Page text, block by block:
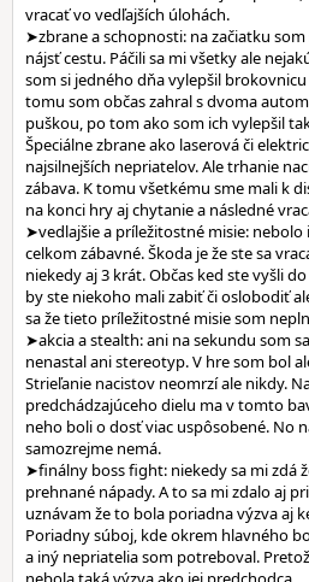
vracať vo vedľajších úlohách.
➤zbrane a schopnosti: na začiatku
nájsť cestu. Páčili sa mi všetky ale
som si jedného dňa vylepšil
tomu som občas zahral s dvoma
puškou, po tom ako som ich vylepšil
Špeciálne zbrane ako laserová či
najsilnejších nepriatelov. Ale trhanie
zábava. K tomu všetkému sme mali k
na konci hry aj chytanie a následné
➤vedlajšie a príležitostné misie: nebolo
celkom zábavné. Škoda je že ste sa
niekedy aj 3 krát. Občas ked ste vyšli
by ste niekoho mali zabiť či oslobodiť
sa že tieto príležitostné misie som
➤akcia a stealth: ani na sekundu som
nenastal ani stereotyp. V hre som bol
Strieľanie nacistov neomrzí ale nikdy.
predchádzajúceho dielu ma v tomto
neho boli o dosť viac uspôsobené. No
samozrejme nemá.
➤finálny boss fight: niekedy sa mi zdá
prehnané nápady. A to sa mi zdalo aj
uznávam že to bola poriadna výzva aj
Poriadny súboj, kde okrem hlavného
a iný nepriatelia som potreboval.